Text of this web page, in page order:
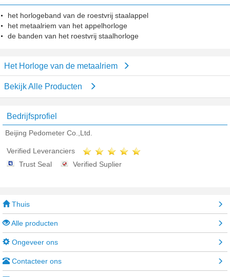
het horlogeband van de roestvrij staalappel
het metaalriem van het appelhorloge
de banden van het roestvrij staalhorloge
Het Horloge van de metaalriem
Bekijk Alle Producten
Bedrijfsprofiel
Beijing Pedometer Co.,Ltd.
Verified Leveranciers
Trust Seal
Verified Suplier
Thuis
Alle producten
Ongeveer ons
Contacteer ons